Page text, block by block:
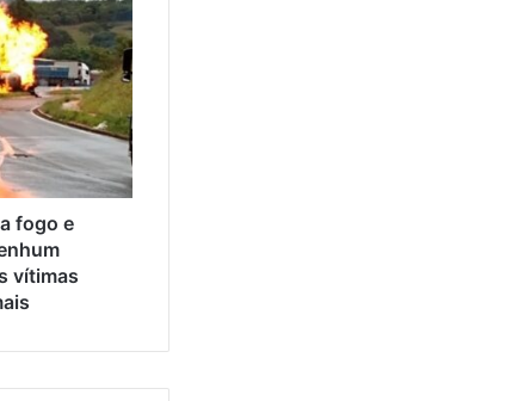
fogo e
vítimas